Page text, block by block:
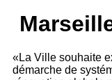
«La Ville souhaite
démarche de